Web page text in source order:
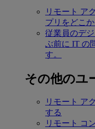
リモート ア
プリをどこ
従業員のデ
ぶ前に IT の
す。
その他のユ
リモート ア
する
リモート コ